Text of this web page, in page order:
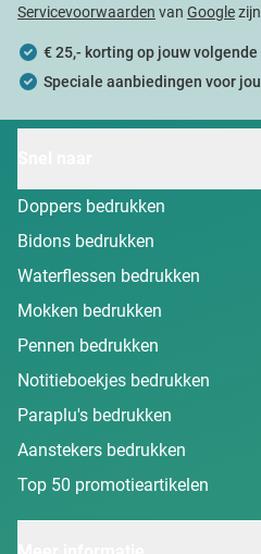
Servicevoorwaarden van Google
€ 25,- korting op jouw
Speciale aanbiedingen voor jou
Doppers bedrukken
Bidons bedrukken
Waterflessen bedrukken
Mokken bedrukken
Pennen bedrukken
Notitieboekjes bedrukken
Paraplu's bedrukken
Aanstekers bedrukken
Top 50 promotieartikelen